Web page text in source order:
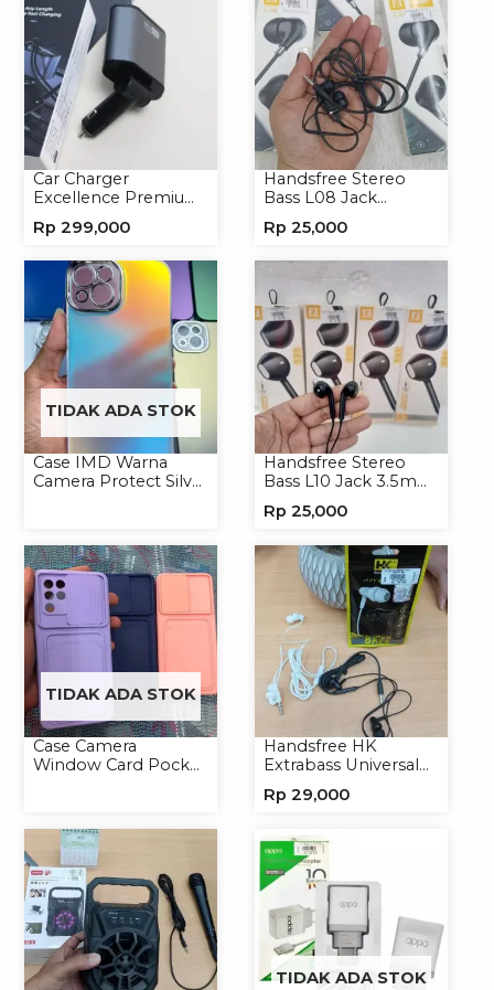
Car Charger
Excellence Premium
Handphone
Rp 299,000
Handsfree Stereo
Bass L08 Jack
Headphone
Rp 25,000
TIDAK ADA STOK
Case IMD Warna
Camera Protect Silver
Handsfree Stereo
Bass L10 Jack 3.5mm
Headphone
Rp 25,000
TIDAK ADA STOK
Case Camera
Window Card Pocket
Handsfree HK
Extrabass Universal
Earphone Headset
Rp 29,000
TIDAK ADA STOK